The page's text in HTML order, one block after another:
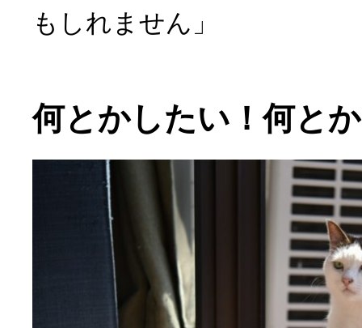
もしれません」
何とかしたい！何と